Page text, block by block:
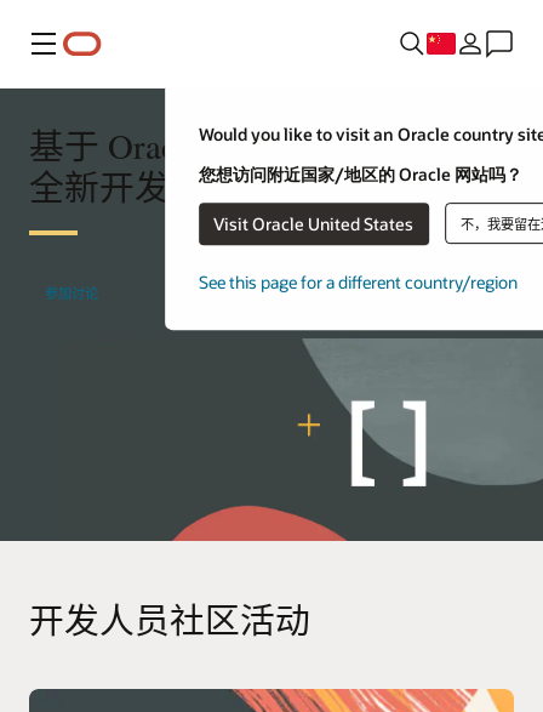
菜单
Would you like to visit an Oracle country
您想访问附近国家/地区的 Oracle 网站吗？
Visit Oracle United States 不，我要留
See this page for a different country/region
基于 Oracle APEX 构建的
全新开发人员社区论坛
参加讨论
开发人员社区活动